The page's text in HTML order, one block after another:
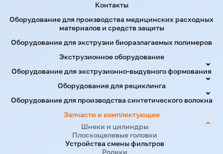
Оборудование для производства медицинских расходных
материалов и средств защиты
Оборудование для экструзии биоразлагаемых полимеров
Экструзионное оборудование
Оборудование для экструзионно-выдувного формования
Оборудование для рециклинга
Оборудование для производства синтетического волокна
Запчасти и комплектующие
Шнеки и цилиндры
Плоскощелевые головки
Устройства смены фильтров
Ролики
Контакты